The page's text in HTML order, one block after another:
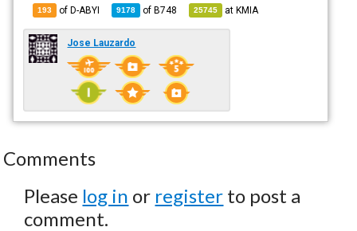
193 of D-ABYI 9178 ofB748 25745 atKMIA
Jose Lauzardo
Comments
Please log in or register to post a
comment.